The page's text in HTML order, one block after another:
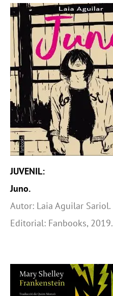
JUVENIL:
Juno.
Autor: Laia Aguilar Sariol.
Editorial: Fanbooks, 2019.